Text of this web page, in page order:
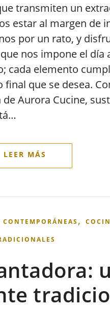
transmiten un
estar al margen de
por un rato, y
nos impone el día
cada elemento
que se desea.
Aurora Cucine,
,